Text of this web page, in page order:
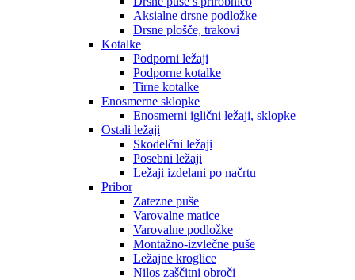
Aksialne drsne podložke
Drsne plošče, trakovi
Kotalke
Podporni ležaji
Podporne kotalke
Tirne kotalke
Enosmerne sklopke
Enosmerni iglični ležaji, sklopke
Ostali ležaji
Skodelčni ležaji
Posebni ležaji
Ležaji izdelani po načrtu
Pribor
Zatezne puše
Varovalne matice
Varovalne podložke
Montažno-izvlečne puše
Ležajne kroglice
Nilos zaščitni obroči